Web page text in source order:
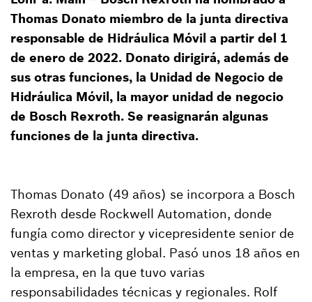
Thomas Donato miembro de la junta directiva
responsable de Hidráulica Móvil a partir del 1
de enero de 2022. Donato dirigirá, además de
sus otras funciones, la Unidad de Negocio de
Hidráulica Móvil, la mayor unidad de negocio
de Bosch Rexroth. Se reasignarán algunas
funciones de la junta directiva.
Thomas Donato (49 años) se incorpora a Bosch
Rexroth desde Rockwell Automation, donde
fungía como director y vicepresidente senior de
ventas y marketing global. Pasó unos 18 años en
la empresa, en la que tuvo varias
responsabilidades técnicas y regionales. Rolf